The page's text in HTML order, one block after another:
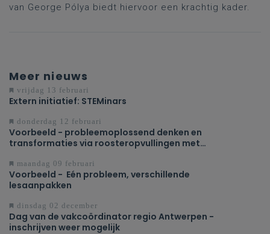
van George Pólya biedt hiervoor een krachtig kader.
Meer nieuws
vrijdag 13 februari
Extern initiatief: STEMinars
donderdag 12 februari
Voorbeeld - probleemoplossend denken en
transformaties via roosteropvullingen met
maandag 09 februari
Voorbeeld - Eén probleem, verschillende
lesaanpakken
dinsdag 02 december
Dag van de vakcoördinator regio Antwerpen -
inschrijven weer mogelijk